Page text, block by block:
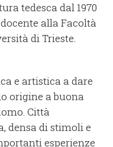
tedesca dal 1970
alla Facoltà
di Trieste.
e artistica a dare
origine a buona
Città
densa di stimoli e
esperienze